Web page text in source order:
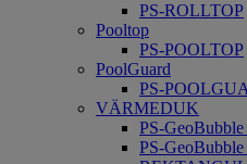
PS-ROLLTOP
Pooltop
PS-POOLTOP
PoolGuard
PS-
VÄRMEDUK
PS-
PS-